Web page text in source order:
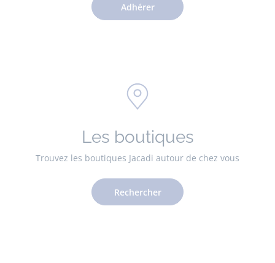
Adhérer
Les boutiques
Trouvez les boutiques Jacadi autour de chez vous
Rechercher